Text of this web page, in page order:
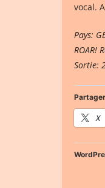
vocal.
Pays:
ROAR!
Sortie:
X